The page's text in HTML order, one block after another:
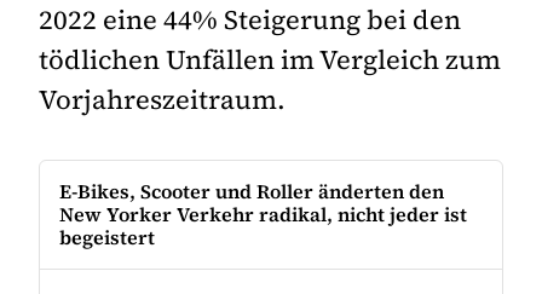
2022 eine 44% Steigerung bei den
tödlichen Unfällen im Vergleich zum
Vorjahreszeitraum.
E-Bikes, Scooter und Roller änderten den
New Yorker Verkehr radikal, nicht jeder ist
begeistert